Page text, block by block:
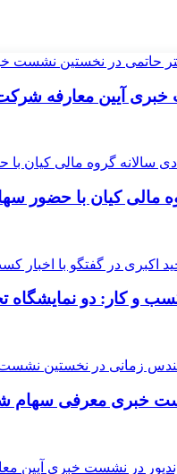
آیین معارفه
مالی کیان با حضور
کسب و کار: دو
خبری معرفی سهام